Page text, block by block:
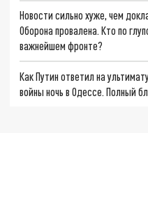
Новости сильно хуже, чем
Оборона провалена. Кто по
важнейшем фронте?
Как Путин ответил на
войны ночь в Одессе. Полный